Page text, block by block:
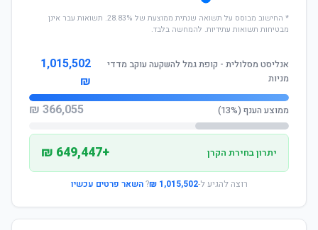
* החישוב מבוסס על תשואה שנתית ממוצעת של 28.83%. תשואות עבר אינן
מבטיחות תשואות עתידיות. להמחשה בלבד.
אנליסט מסלולית - קופת גמל להשקעה עוקב מדדי
מניות
1,015,502
₪
ממוצע הענף (13%) 366,055 ₪
יתרון בחירת הקרן +649,447 ₪
רוצה להגיע ל-1,015,502 ₪
?השאר פרטים עכשיו